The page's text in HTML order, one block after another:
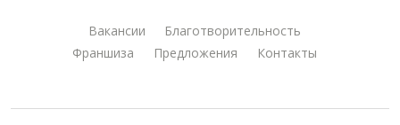
Вакансии
Благотворительность
Франшиза
Предложения Контакты